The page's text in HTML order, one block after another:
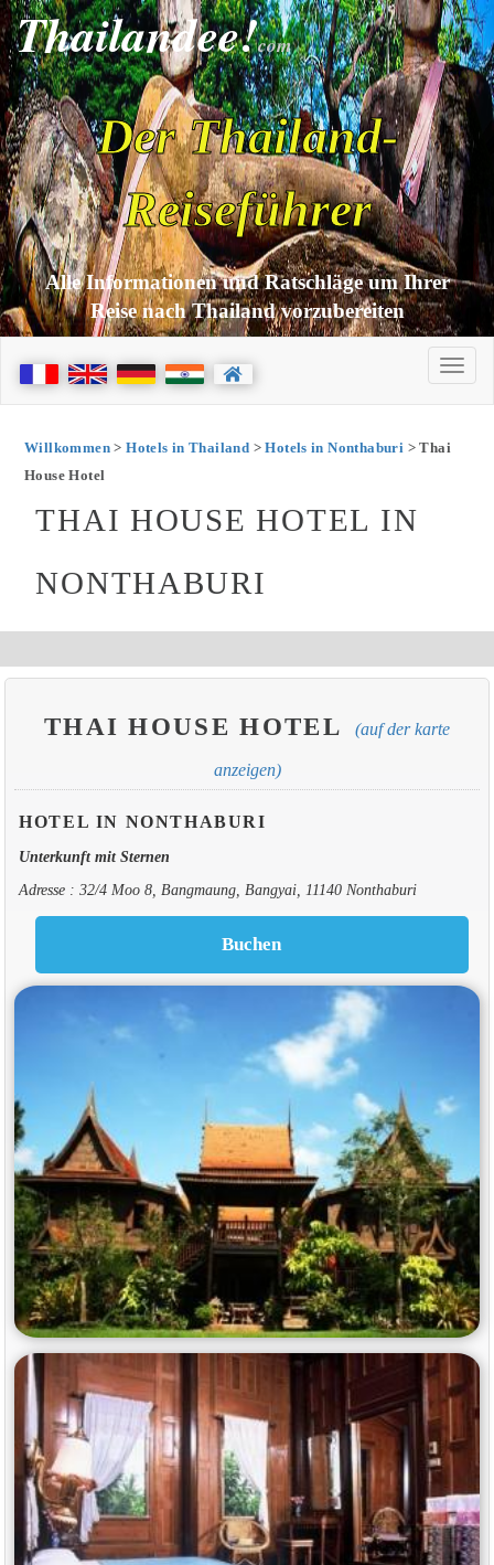
Thailandee!com
Der Thailand-
Reiseführer
Alle Informationen und Ratschläge um Ihrer
Reise nach Thailand vorzubereiten
Willkommen>Hotels in Thailand >Hotels in Nonthaburi > Thai
House Hotel
THAI HOUSE HOTEL IN
NONTHABURI
THAI HOUSE HOTEL (auf der karte
anzeigen)
HOTEL IN NONTHABURI
Unterkunft mit Sternen
Adresse : 32/4 Moo 8, Bangmaung, Bangyai, 11140 Nonthaburi